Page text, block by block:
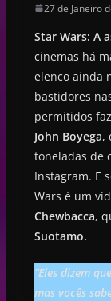
27 de Janeiro
Star Wars: A
cinemas há
elenco ainda
bastidores
permitidos
John Boyega,
toneladas de
Instagram. E
Wars é um
Chewbacca,
Suotamo.
“Eles dizem
mas vocês